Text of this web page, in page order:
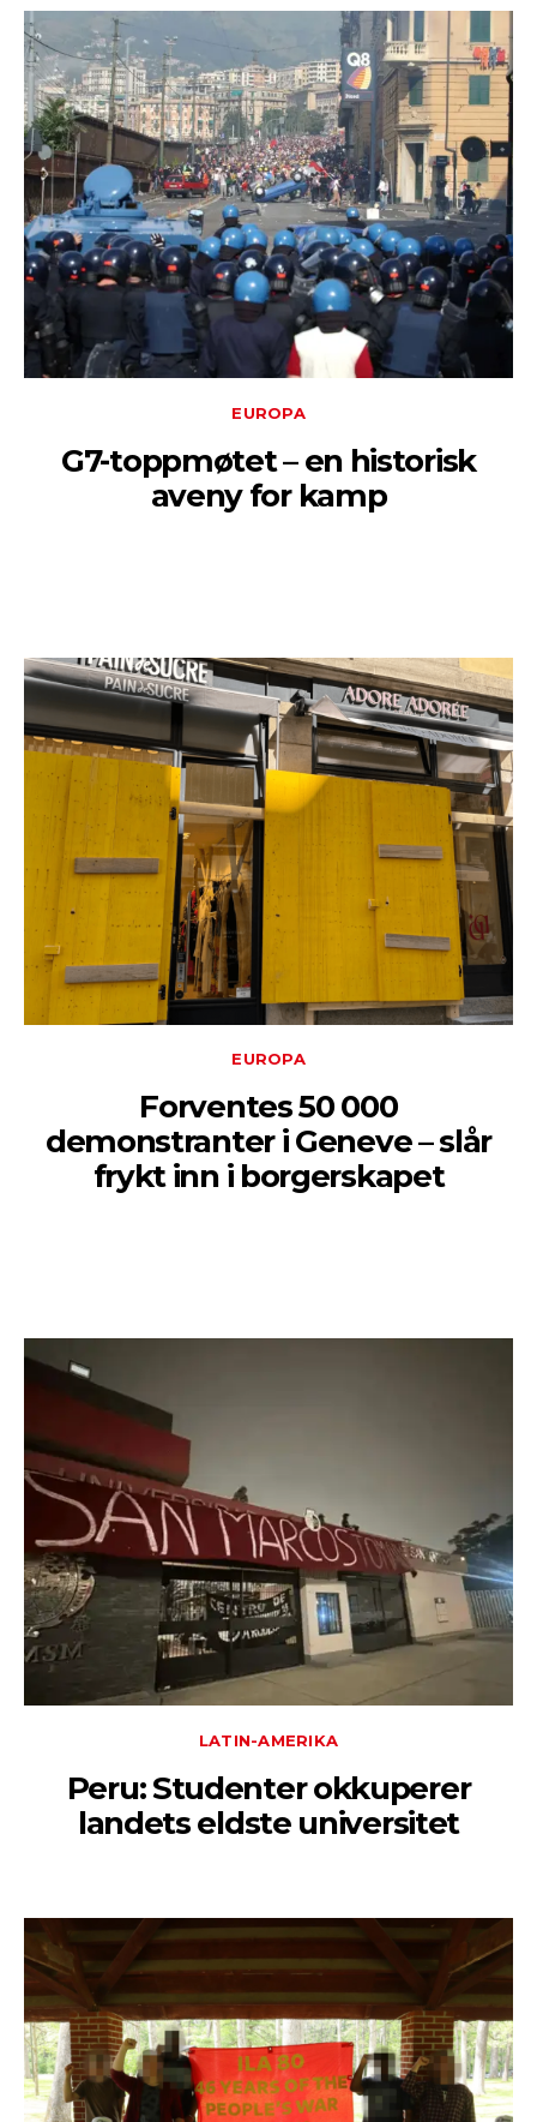
EUROPA
G7-toppmøtet – en historisk
aveny for kamp
EUROPA
Forventes 50 000
demonstranter i Geneve – slår
frykt inn i borgerskapet
LATIN-AMERIKA
Peru: Studenter okkuperer
landets eldste universitet